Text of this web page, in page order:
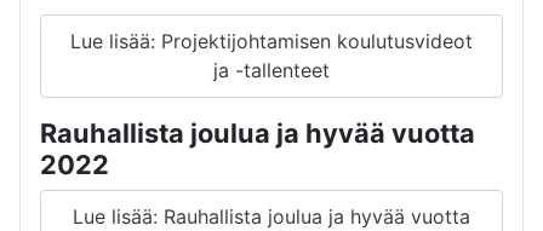
Lue lisää: Projektijohtamisen koulutusvideot
ja -tallenteet
Rauhallista joulua ja hyvää vuotta
2022
Lue lisää: Rauhallista joulua ja hyvää vuotta